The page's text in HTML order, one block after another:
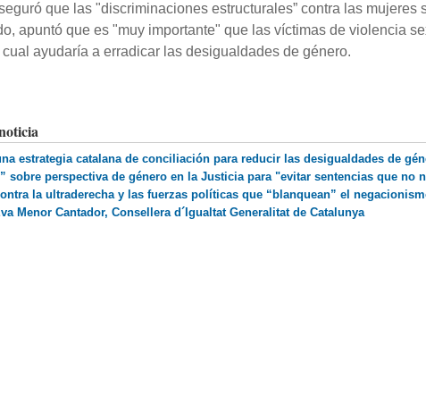
que las "discriminaciones estructurales” contra las mujeres
apuntó que es "muy importante" que las víctimas de violencia
ayudaría a erradicar las desigualdades de género.
estrategia catalana de conciliación para reducir las desigualdades de
sobre perspectiva de género en la Justicia para "evitar sentencias que no
la ultraderecha y las fuerzas políticas que “blanquean” el
Menor Cantador, Consellera d´Igualtat Generalitat de Catalunya